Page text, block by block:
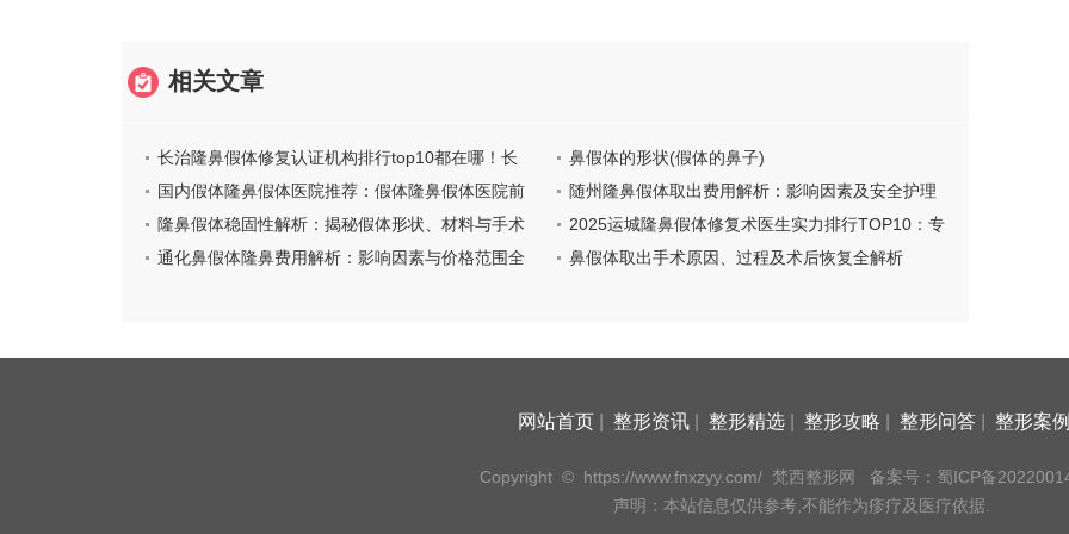
相关文章
长治隆鼻假体修复认证机构排行top10都在哪！长
治城区人民医院整形美容科资深用户推荐
鼻假体的形状(假体的鼻子)
国内假体隆鼻假体医院推荐：假体隆鼻假体医院前
50强名单提前看
随州隆鼻假体取出费用解析：影响因素及安全护理
指南
隆鼻假体稳固性解析：揭秘假体形状、材料与手术
技巧保障
2025运城隆鼻假体修复术医生实力排行TOP10：专
业医生介绍及项目价格一览
通化鼻假体隆鼻费用解析：影响因素与价格范围全
鼻假体取出手术原因、过程及术后恢复全解析
网站首页 整形资讯 整形精选 整形攻略 整形问答 整形案例
Copyright © https://www.fnxzyy.com/ 梵西整形网 备案号：蜀ICP备
声明：本站信息仅供参考,不能作为疹疗及医疗依据.